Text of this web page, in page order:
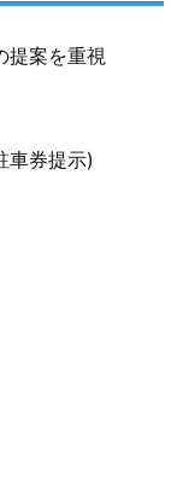
提案を重視
車券提示)